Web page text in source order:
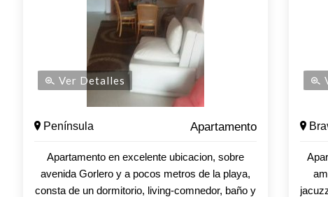
Ver Detalles
Península Apartamento
Apartamento en excelente ubicacion, sobre
avenida Gorlero y a pocos metros de la playa,
consta de un dormitorio, living-comnedor, baño y